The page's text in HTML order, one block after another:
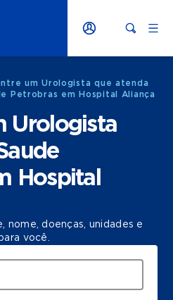
um Urologista que atenda
Petrobras em Hospital Aliança
Urologista
Hospital
nome, doenças, unidades e
você.